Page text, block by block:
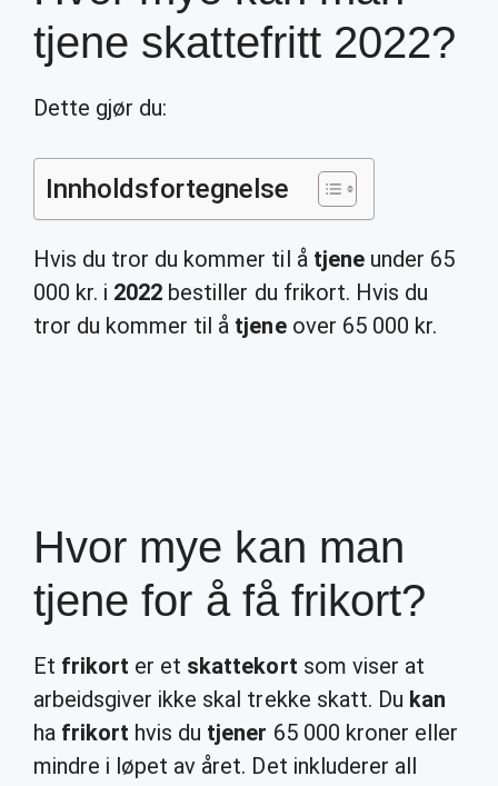
tjene skattefritt 2022?
Dette gjør du:
Innholdsfortegnelse
Hvis du tror du kommer til å tjeneunder 65
000 kr. i 2022 bestiller du frikort. Hvis du
tror du kommer til å tjeneover 65 000 kr.
Hvor mye kan man
tjene for å få frikort?
Et frikort er et skattekort som viser at
arbeidsgiver ikke skal trekke skatt. Du kan
ha frikort hvis du tjener 65 000 kroner eller
mindre i løpet av året. Det inkluderer all